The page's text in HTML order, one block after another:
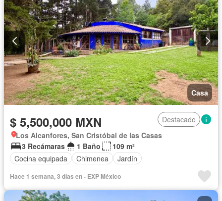
Casa
$ 5,500,000 MXN
Destacado
Los Alcanfores, San Cristóbal de las Casas
3 Recámaras
1 Baño
109 m²
Cocina equipada
Chimenea Jardín
Hace 1 semana, 3 días en - EXP México